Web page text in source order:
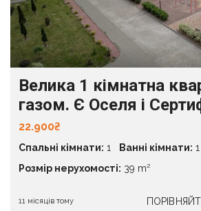
Велика 1 кімнатна
газом. Є Оселя і
22.900₴
Спальні кімнати: 1 Ванні кімнати: 1
Розмір нерухомості: 39 m²
11 місяців тому